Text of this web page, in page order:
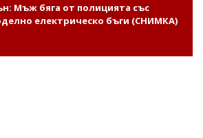
Мъж бяга от полицията със
електрическо бъги (СНИМКА)